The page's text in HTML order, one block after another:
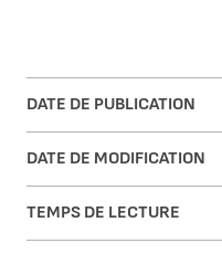
DATE DE PUBLICATION
DATE DE MODIFICATION
TEMPS DE LECTURE